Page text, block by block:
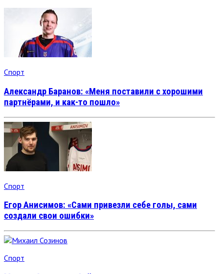
Спорт
Александр Баранов: «Меня поставили с хорошими
партнёрами, и как-то пошло»
Спорт
Егор Анисимов: «Сами привезли себе голы, сами
создали свои ошибки»
Спорт